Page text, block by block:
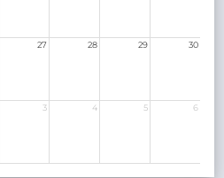
27 28 29 30
3 4 5 6